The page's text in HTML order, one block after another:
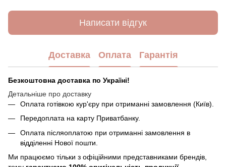
Написати відгук
Доставка Оплата Гарантія
Безкоштовна доставка по Україні!
Детальніше про доставку
Оплата готівкою кур'єру при отриманні замовлення (Київ).
Передоплата на карту Приватбанку.
Оплата післяоплатою при отриманні замовлення в
відділенні Нової пошти.
Ми працюємо тільки з офіційними представниками брендів,